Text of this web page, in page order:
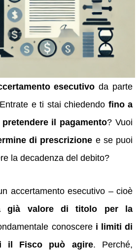
esecutivo da parte
e ti stai chiedendo fino a
il pagamento? Vuoi
di prescrizione e se puoi
la decadenza del debito?
accertamento esecutivo – cioè
già valore di titolo per la
conoscere i limiti di
il Fisco può agire. Perché,